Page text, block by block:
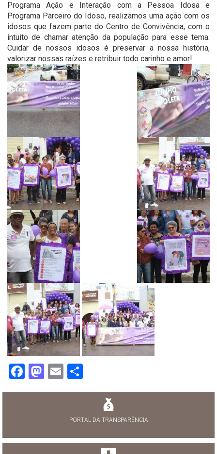
Programa Ação e Interação com a Pessoa Idosa e
Programa Parceiro do Idoso, realizamos uma ação com os
idosos que fazem parte do Centro de Convivência, com o
intuito de chamar atenção da população para esse tema.
Cuidar de nossos idosos é preservar a nossa história,
valorizar nossas raízes e retribuir todo carinho e amor!
Facebook
Mastodon
Email
PORTAL DA TRANSPARÊNCIA